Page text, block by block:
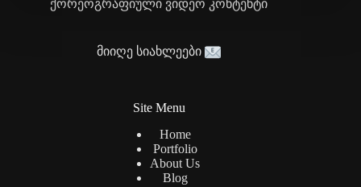
ქორეოგრაფიული ვიდეო კონტენტი
მიიღე სიახლეები
Site Menu
Home
Portfolio
About Us
Blog